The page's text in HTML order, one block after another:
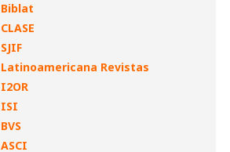
Biblat
CLASE
SJIF
Latinoamericana Revistas
I2OR
ISI
BVS
ASCI